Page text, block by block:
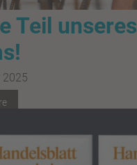
Teil
2025